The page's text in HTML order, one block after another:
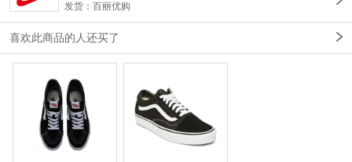
发货：百丽优购
喜欢此商品的人还买了